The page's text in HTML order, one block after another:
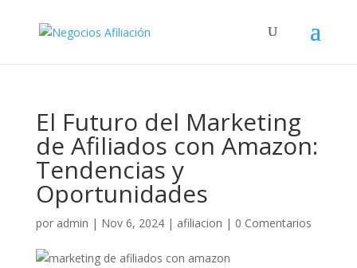
El Futuro del Marketing
de Afiliados con Amazon:
Tendencias y
Oportunidades
por admin | Nov 6, 2024| afiliacion | 0 Comentarios